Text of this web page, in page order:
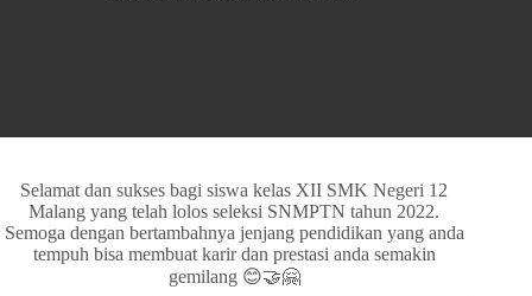
Selamat dan sukses bagi siswa kelas XII SMK Negeri 12
Malang yang telah lolos seleksi SNMPTN tahun 2022.
Semoga dengan bertambahnya jenjang pendidikan yang anda
tempuh bisa membuat karir dan prestasi anda semakin
gemilang 😊🤝🤗